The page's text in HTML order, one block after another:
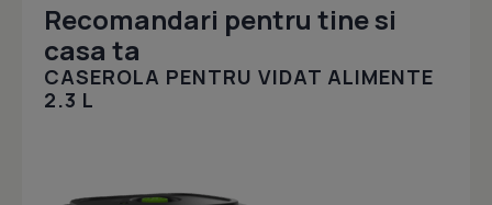
Recomandari pentru tine si
casa ta
CASEROLA PENTRU VIDAT ALIMENTE
2.3 L